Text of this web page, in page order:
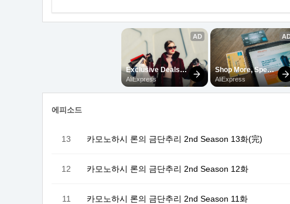
에피소드
13 카모노하시 론의 금단추리 2nd Season 13화(完)
12 카모노하시 론의 금단추리 2nd Season 12화
11 카모노하시 론의 금단추리 2nd Season 11화